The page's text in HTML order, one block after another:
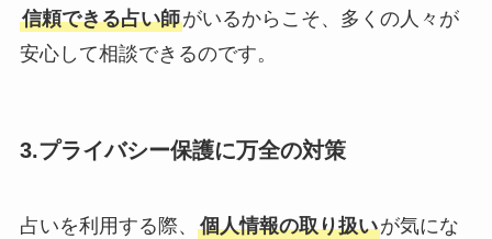
信頼できる占い師がいるからこそ、多くの人々が
安心して相談できるのです。
3.プライバシー保護に万全の対策
占いを利用する際、 個人情報の取り扱いが気にな